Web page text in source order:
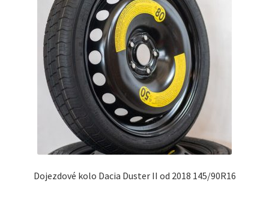
Dojezdové kolo Dacia Duster II od 2018 145/90R16